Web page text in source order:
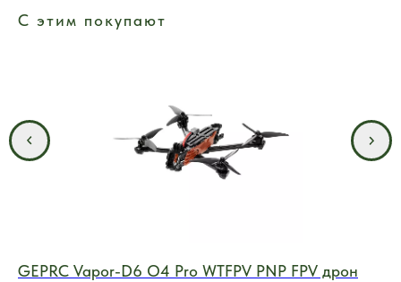
С этим покупают
GEPRC Vapor-D6 O4 Pro WTFPV PNP FPV дрон